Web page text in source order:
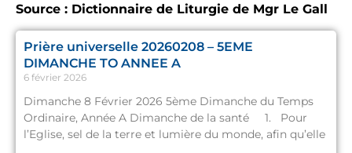
Source : Dictionnaire de Liturgie de Mgr Le Gall
Prière universelle 20260208 – 5EME
DIMANCHE TO ANNEE A
6 février 2026
Dimanche 8 Février 2026 5ème Dimanche du Temps
Ordinaire, Année A Dimanche de la santé 1. Pour
l’Eglise, sel de la terre et lumière du monde, afin qu’elle